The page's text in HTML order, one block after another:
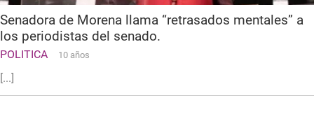
Senadora de Morena llama “retrasados mentales” a
los periodistas del senado.
POLITICA 10 años
[...]